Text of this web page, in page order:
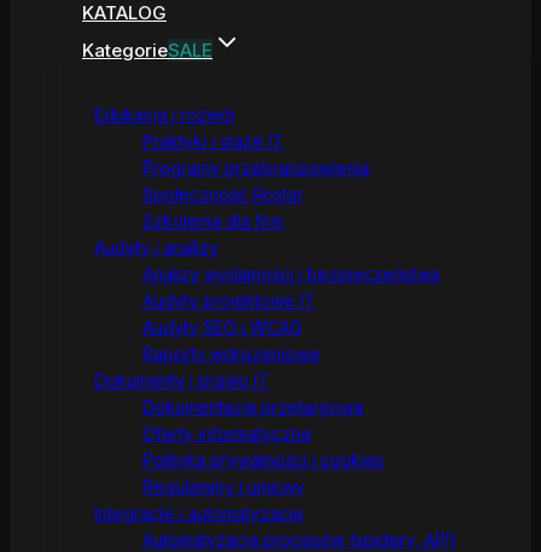
KATALOG
KategorieSALE
Edukacja i rozwój
Praktyki i staże IT
Programy przebranżowienia
Społeczność Rostar
Szkolenia dla firm
Audyty i analizy
Analizy wydajności i bezpieczeństwa
Audyty projektowe IT
Audyty SEO i WCAG
Raporty wdrożeniowe
Dokumenty i prawo IT
Dokumentacja przetargowa
Oferty informatyczne
Polityka prywatności i cookies
Regulaminy i umowy
Integracje i automatyzacje
Automatyzacja procesów (spidery, API)